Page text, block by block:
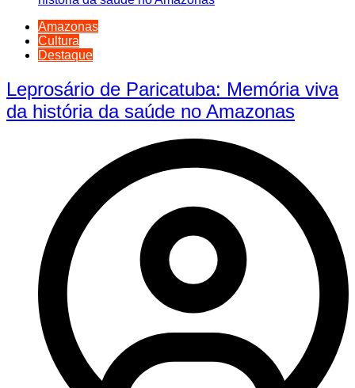
Amazonas
Cultura
Destaque
Leprosário de Paricatuba: Memória viva
da história da saúde no Amazonas